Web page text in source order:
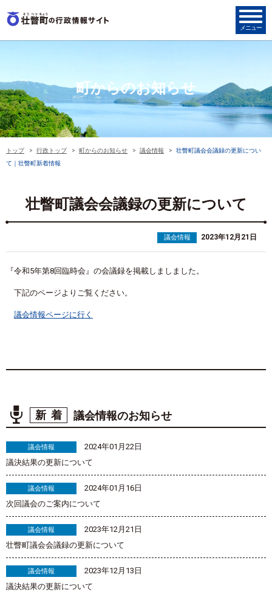
町からのお知らせ
トップ 行政トップ 町からのお知らせ 議会情報
壮瞥町議会会議録の更新につい
て｜壮瞥町新着情報
壮瞥町議会会議録の更新について
議会情報 2023年12月21日
『令和5年第8回臨時会』の会議録を掲載しましました。
下記のページよりご覧ください。
議会情報ページに行く
新着 議会情報のお知らせ
議会情報
2024年01月22日
議決結果の更新について
議会情報
2024年01月16日
次回議会のご案内について
議会情報
2023年12月21日
壮瞥町議会会議録の更新について
議会情報
2023年12月13日
議決結果の更新について